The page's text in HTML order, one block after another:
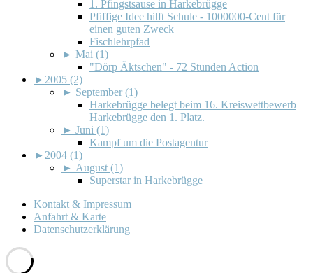
1. Pfingstsause in Harkebrügge
Pfiffige Idee hilft Schule - 1000000-Cent für
einen guten Zweck
Fischlehrpfad
► Mai (1)
"Dörp Äktschen" - 72 Stunden Action
► 2005 (2)
► September (1)
Harkebrügge belegt beim 16. Kreiswettbewerb
Harkebrügge den 1. Platz.
► Juni (1)
Kampf um die Postagentur
► 2004 (1)
► August (1)
Superstar in Harkebrügge
Kontakt & Impressum
Anfahrt & Karte
Datenschutzerklärung